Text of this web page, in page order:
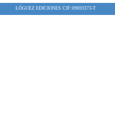
LÓGUEZ EDICIONES CIF:09693373-T